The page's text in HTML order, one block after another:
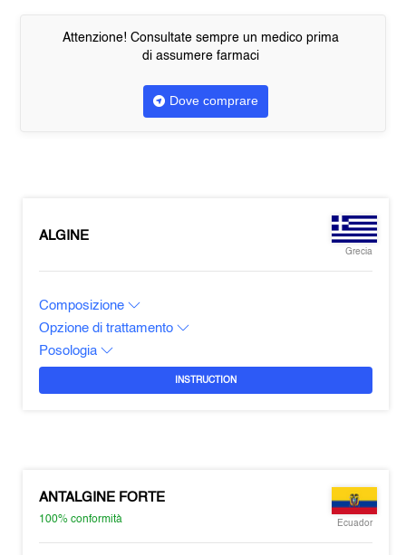
Attenzione! Consultate sempre un medico prima
di assumere farmaci
Dove comprare
ALGINE
Grecia
Composizione
Opzione di trattamento
Posologia
INSTRUCTION
ANTALGINE FORTE
100%conformità Ecuador